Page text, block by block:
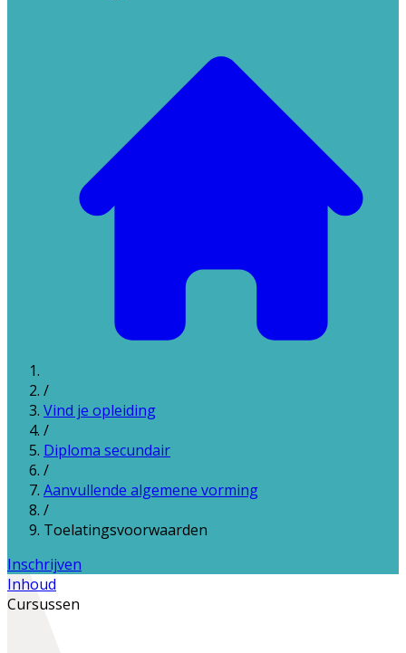
/
Vind je opleiding
/
Diploma secundair
/
Aanvullende algemene vorming
/
Toelatingsvoorwaarden
Inschrijven
Inhoud
Cursussen